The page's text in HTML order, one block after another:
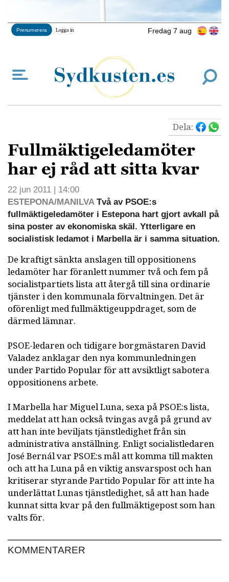
Fredag 7 aug
Prenumerera Logga in
Dela:
Fullmäktigeledamöter
har ej råd att sitta kvar
22 jun 2011 | 14:00
ESTEPONA/MANILVATvå av PSOE:s
fullmäktigeledamöter i Estepona hart gjort avkall på
sina poster av ekonomiska skäl. Ytterligare en
socialistisk ledamot i Marbella är i samma situation.
De kraftigt sänkta anslagen till oppositionens
ledamöter har föranlett nummer två och fem på
socialistpartiets lista att återgå till sina ordinarie
tjänster i den kommunala förvaltningen. Det är
oförenligt med fullmäktigeuppdraget, som de
därmed lämnar.
PSOE-ledaren och tidigare borgmästaren David
Valadez anklagar den nya kommunledningen
under Partido Popular för att avsiktligt sabotera
oppositionens arbete.
I Marbella har Miguel Luna, sexa på PSOE:s lista,
meddelat att han också tvingas avgå på grund av
att han inte beviljats tjänstledighet från sin
administrativa anställning. Enligt socialistledaren
José Bernál var PSOE:s mål att komma till makten
och att ha Luna på en viktig ansvarspost och han
kritiserar styrande Partido Popular för att inte ha
underlättat Lunas tjänstledighet, så att han hade
kunnat sitta kvar på den fullmäktigepost som han
valts för.
KOMMENTARER